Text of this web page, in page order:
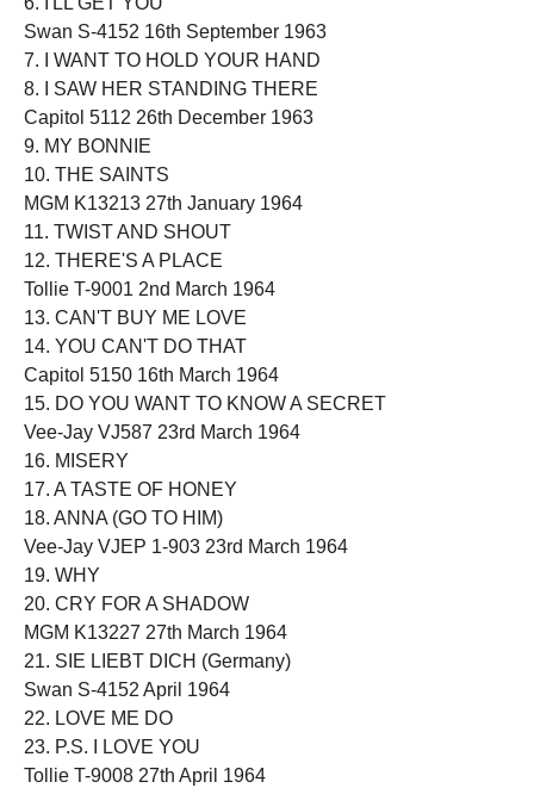
Swan S-4152 16th September 1963
7. I WANT TO HOLD YOUR HAND
8. I SAW HER STANDING THERE
Capitol 5112 26th December 1963
9. MY BONNIE
10. THE SAINTS
MGM K13213 27th January 1964
11. TWIST AND SHOUT
12. THERE'S A PLACE
Tollie T-9001 2nd March 1964
13. CAN'T BUY ME LOVE
14. YOU CAN'T DO THAT
Capitol 5150 16th March 1964
15. DO YOU WANT TO KNOW A SECRET
Vee-Jay VJ587 23rd March 1964
16. MISERY
17. A TASTE OF HONEY
18. ANNA (GO TO HIM)
Vee-Jay VJEP 1-903 23rd March 1964
19. WHY
20. CRY FOR A SHADOW
MGM K13227 27th March 1964
21. SIE LIEBT DICH (Germany)
Swan S-4152 April 1964
22. LOVE ME DO
23. P.S. I LOVE YOU
Tollie T-9008 27th April 1964